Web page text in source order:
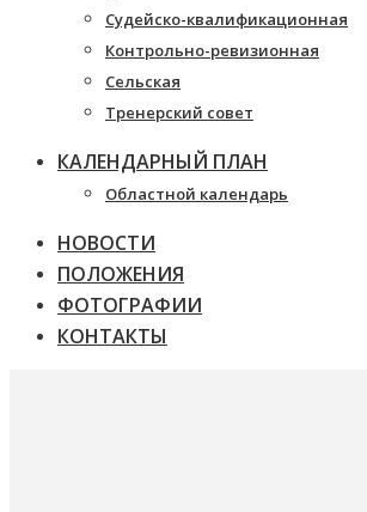
Судейско-квалификационная
Контрольно-ревизионная
Сельская
Тренерский совет
КАЛЕНДАРНЫЙ ПЛАН
Областной календарь
НОВОСТИ
ПОЛОЖЕНИЯ
ФОТОГРАФИИ
КОНТАКТЫ